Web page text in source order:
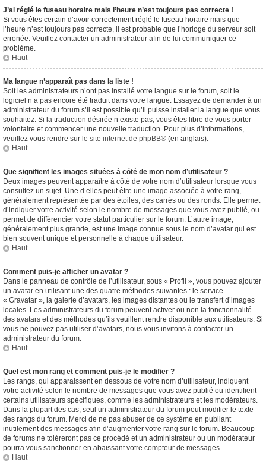
J’ai réglé le fuseau horaire mais l’heure n’est toujours pas correcte !
Si vous êtes certain d’avoir correctement réglé le fuseau horaire mais que
l’heure n’est toujours pas correcte, il est probable que l’horloge du serveur soit
erronée. Veuillez contacter un administrateur afin de lui communiquer ce
problème.
Haut
Ma langue n’apparaît pas dans la liste !
Soit les administrateurs n’ont pas installé votre langue sur le forum, soit le
logiciel n’a pas encore été traduit dans votre langue. Essayez de demander à un
administrateur du forum s’il est possible qu’il puisse installer la langue que vous
souhaitez. Si la traduction désirée n’existe pas, vous êtes libre de vous porter
volontaire et commencer une nouvelle traduction. Pour plus d’informations,
veuillez vous rendre sur le site internet de phpBB® (en anglais).
Haut
Que signifient les images situées à côté de mon nom d’utilisateur ?
Deux images peuvent apparaître à côté de votre nom d’utilisateur lorsque vous
consultez un sujet. Une d’elles peut être une image associée à votre rang,
généralement représentée par des étoiles, des carrés ou des ronds. Elle permet
d’indiquer votre activité selon le nombre de messages que vous avez publié, ou
permet de différencier votre statut particulier sur le forum. L’autre image,
généralement plus grande, est une image connue sous le nom d’avatar qui est
bien souvent unique et personnelle à chaque utilisateur.
Haut
Comment puis-je afficher un avatar ?
Dans le panneau de contrôle de l’utilisateur, sous « Profil », vous pouvez ajouter
un avatar en utilisant une des quatre méthodes suivantes : le service
« Gravatar », la galerie d’avatars, les images distantes ou le transfert d’images
locales. Les administrateurs du forum peuvent activer ou non la fonctionnalité
des avatars et des méthodes qu’ils veuillent rendre disponible aux utilisateurs. Si
vous ne pouvez pas utiliser d’avatars, nous vous invitons à contacter un
administrateur du forum.
Haut
Quel est mon rang et comment puis-je le modifier ?
Les rangs, qui apparaissent en dessous de votre nom d’utilisateur, indiquent
votre activité selon le nombre de messages que vous avez publié ou identifient
certains utilisateurs spécifiques, comme les administrateurs et les modérateurs.
Dans la plupart des cas, seul un administrateur du forum peut modifier le texte
des rangs du forum. Merci de ne pas abuser de ce système en publiant
inutilement des messages afin d’augmenter votre rang sur le forum. Beaucoup
de forums ne toléreront pas ce procédé et un administrateur ou un modérateur
pourra vous sanctionner en abaissant votre compteur de messages.
Haut